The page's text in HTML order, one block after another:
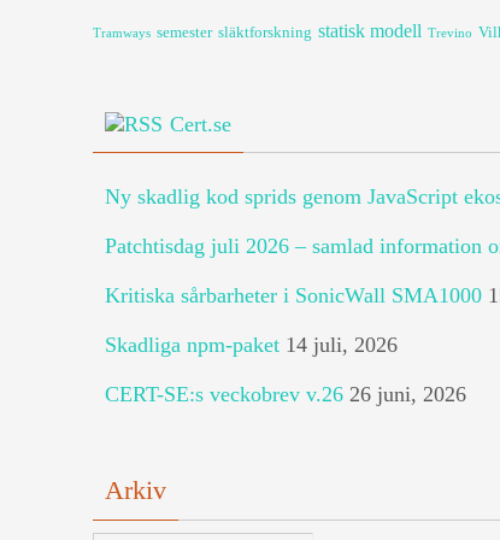
Tramways semester släktforskning statisk modell Trevino
Cert.se
Ny skadlig kod sprids genom JavaScript
Patchtisdag juli 2026 – samlad information
Kritiska sårbarheter i SonicWall SMA1000
Skadliga npm-paket 14 juli, 2026
CERT-SE:s veckobrev v.26 26 juni, 2026
Arkiv